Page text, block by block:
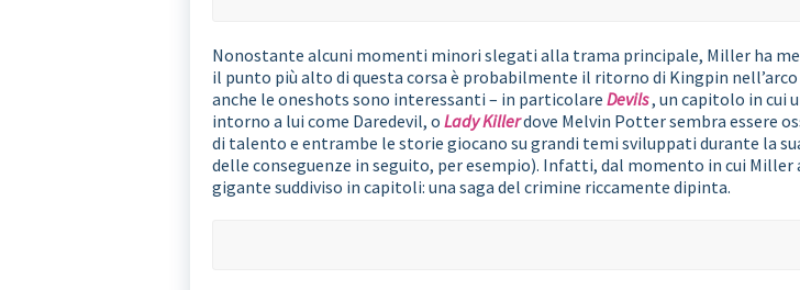
Nonostante alcuni momenti minori slegati alla trama principale, Miller ha
il punto più alto di questa corsa è probabilmente il ritorno di Kingpin nell’arco
anche le oneshots sono interessanti – in particolareDevils, un capitolo in cui
intorno a lui come Daredevil, oLady Killerdove Melvin Potter sembra essere
di talento e entrambe le storie giocano su grandi temi sviluppati durante la
delle conseguenze in seguito, per esempio). Infatti, dal momento in cui
gigante suddiviso in capitoli: una saga del crimine riccamente dipinta.